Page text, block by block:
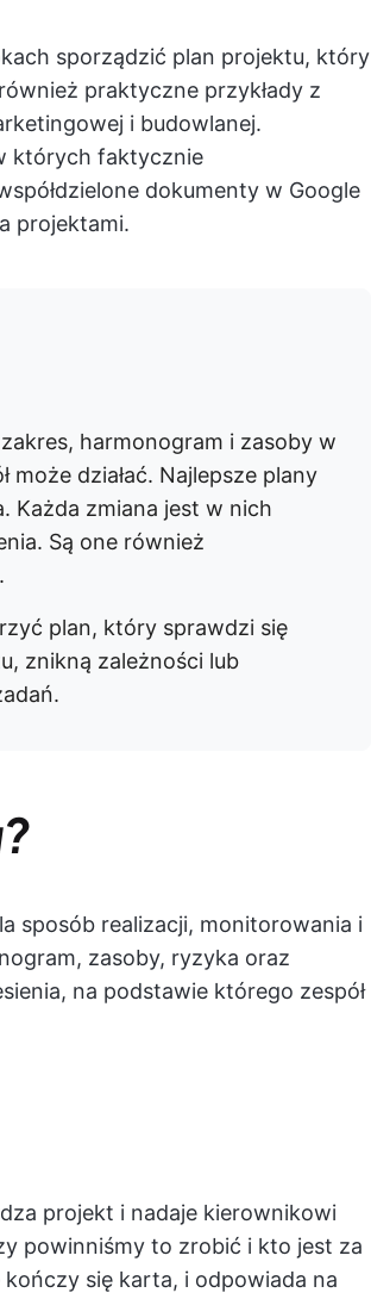
sporządzić plan projektu, który
praktyczne przykłady z
i budowlanej.
których faktycznie
dokumenty w Google
projektami.
harmonogram i zasoby w
działać. Najlepsze plany
Każda zmiana jest w nich
Są one również
plan, który sprawdzi się
znikną zależności lub
sposób realizacji, monitorowania i
zasoby, ryzyka oraz
na podstawie którego zespół
projekt i nadaje kierownikowi
powinniśmy to zrobić i kto jest za
się karta, i odpowiada na